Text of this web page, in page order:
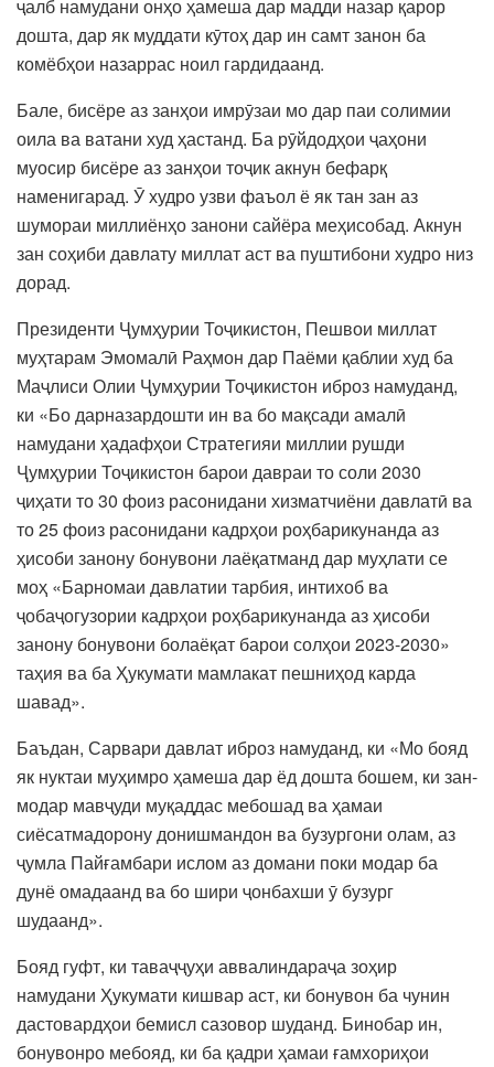
ҷалб намудани онҳо ҳамеша дар мадди назар қарор
дошта, дар як муддати кӯтоҳ дар ин самт занон ба
комёбҳои назаррас ноил гардидаанд.
Бале, бисёре аз занҳои имрӯзаи мо дар паи солимии
оила ва ватани худ ҳастанд. Ба рӯйдодҳои ҷаҳони
муосир бисёре аз занҳои тоҷик акнун бефарқ
наменигарад. Ӯ худро узви фаъол ё як тан зан аз
шумораи миллиёнҳо занони сайёра меҳисобад. Акнун
зан соҳиби давлату миллат аст ва пуштибони худро низ
дорад.
Президенти Ҷумҳурии Тоҷикистон, Пешвои миллат
муҳтарам Эмомалӣ Раҳмон дар Паёми қаблии худ ба
Маҷлиси Олии Ҷумҳурии Тоҷикистон иброз намуданд,
ки «Бо дарназардошти ин ва бо мақсади амалӣ
намудани ҳадафҳои Стратегияи миллии рушди
Ҷумҳурии Тоҷикистон барои давраи то соли 2030
ҷиҳати то 30 фоиз расонидани хизматчиёни давлатӣ ва
то 25 фоиз расонидани кадрҳои роҳбарикунанда аз
ҳисоби занону бонувони лаёқатманд дар муҳлати се
моҳ «Барномаи давлатии тарбия, интихоб ва
ҷобаҷогузории кадрҳои роҳбарикунанда аз ҳисоби
занону бонувони болаёқат барои солҳои 2023-2030»
таҳия ва ба Ҳукумати мамлакат пешниҳод карда
шавад».
Баъдан, Сарвари давлат иброз намуданд, ки «Мо бояд
як нуктаи муҳимро ҳамеша дар ёд дошта бошем, ки зан-
модар мавҷуди муқаддас мебошад ва ҳамаи
сиёсатмадорону донишмандон ва бузургони олам, аз
ҷумла Пайғамбари ислом аз домани поки модар ба
дунё омадаанд ва бо шири ҷонбахши ӯ бузург
шудаанд».
Бояд гуфт, ки таваҷҷуҳи аввалиндараҷа зоҳир
намудани Ҳукумати кишвар аст, ки бонувон ба чунин
дастовардҳои бемисл сазовор шуданд. Бинобар ин,
бонувонро мебояд, ки ба қадри ҳамаи ғамхориҳои